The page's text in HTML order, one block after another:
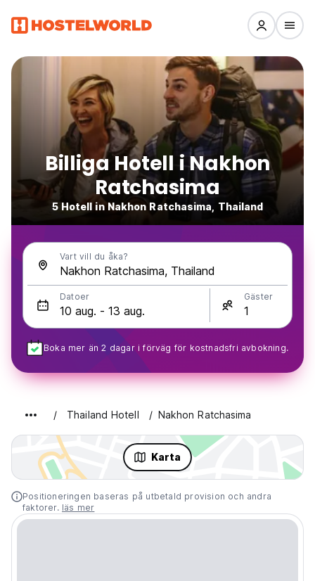
Billiga Hotell i Nakhon
Ratchasima
5 Hotell in Nakhon Ratchasima, Thailand
Vart vill du åka?
Datoer Gäster
Boka mer än 2 dagar i förväg för kostnadsfri avbokning.
Thailand Hotell Nakhon Ratchasima
Karta
Positioneringen baseras på utbetald provision och andra
faktorer. läs mer